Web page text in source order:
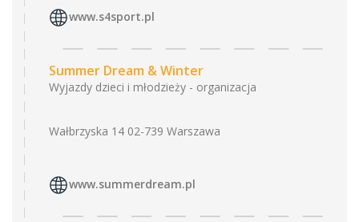
www.s4sport.pl
Summer Dream & Winter
Wyjazdy dzieci i młodzieży - organizacja
Wałbrzyska 14 02-739 Warszawa
www.summerdream.pl